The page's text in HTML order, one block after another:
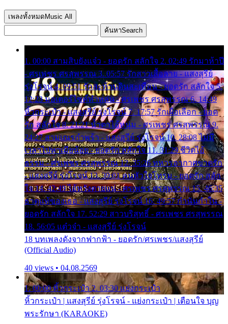
เพลงทั้งหมด Music All
ค้นหาSearch
1. 00:00 สามสิบยังแจ๋ว - ยอดรัก สลักใจ 2. 02:49 รักมาห้าปี
- ศรเพชร ศรสุพรรณ 3. 05:57 รักสาวเสื้อลาย - แสงสุรีย์
รุ่งโรจน์ 4. 09:51 รักสะท้านดินสะเทือน - ยอดรัก สลักใจ 5.
12:23 มอเตอร์ไซค์ทำหล่น - ศรเพชร ศรสุพรรณ 6. 14:49
หิ้วกระเป๋า - แสงสุรีย์ รุ่งโรจน์ 7. 17:57 รักเผื่อเลือก - ยอด
รัก สลักใจ 8. 21:21 น้ำตาไอ้หนุ่ม - ศรเพชร ศรสุพรรณ 9.
24:27 สามเณรกำพร้า - แสงสุรีย์ รุ่งโรจน์ 10. 28:08 ไม่มี
เวลาไปหาเมียน้อย - ยอดรัก สลักใจ 11. 31:29 ชีวิตไอ้
ธรรม - ศรเพชร ศรสุพรรณ 12. 35:26 ทหารอากาศขาดรัก
- แสงสุรีย์ รุ่งโรจน์ 13. 39:01 คนหัวใจโทรม - ยอดรัก สลัก
ใจ 14. 42:49 ไอ้หวังตายแน่ - ศรเพชร ศรสุพรรณ 15. 46:35
ธาตุแท้ของเธอ - แสงสุรีย์ รุ่งโรจน์ 16. 49:57 กำนันกำใน -
ยอดรัก สลักใจ 17. 52:29 สาวบริสุทธิ์ - ศรเพชร ศรสุพรรณ
18. 56:05 แต๋วจ๋า - แสงสุรีย์ รุ่งโรจน์
18 บทเพลงดังจากฟากฟ้า - ยอดรัก/ศรเพชร/แสงสุรีย์
(Official Audio)
40 views • 04.08.2569
1. 00:00 หิ้วกระเป๋า 2. 03:30 แย่งกระเป๋า
หิ้วกระเป๋า | แสงสุรีย์ รุ่งโรจน์ - แย่งกระเป๋า | เตือนใจ บุญ
พระรักษา (KARAOKE)